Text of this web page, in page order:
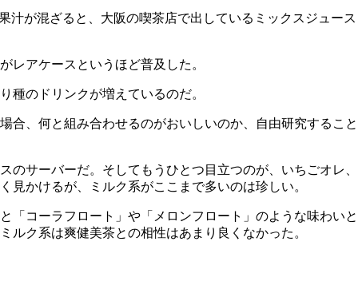
汁が混ざると、大阪の喫茶店で出しているミックスジュース
レアケースというほど普及した。
種のドリンクが増えているのだ。
合、何と組み合わせるのがおいしいのか、自由研究すること
サーバーだ。そしてもうひとつ目立つのが、いちごオレ、
かけるが、ミルク系がここまで多いのは珍しい。
コーラフロート」や「メロンフロート」のような味わいと
ルク系は爽健美茶との相性はあまり良くなかった。